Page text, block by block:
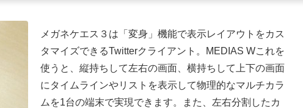
メガネケエス３は「変身」機能で表示レイアウトをカス
タマイズできるTwitterクライアント。MEDIAS Wこれを
使うと、縦持ちして左右の画面、横持ちして上下の画面
にタイムラインやリストを表示して物理的なマルチカラ
ムを1台の端末で実現できます。また、左右分割したカ